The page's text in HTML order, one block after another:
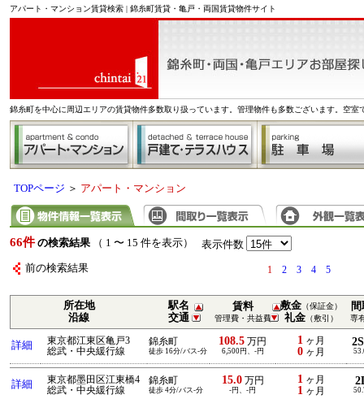
アパート・マンション賃貸検索 | 錦糸町賃貸・亀戸・両国賃貸物件サイト
錦糸町を中心に周辺エリアの賃貸物件多数取り扱っています。管理物件も多数ございます。空
TOPページ ＞ アパート・マンション
66件 の検索結果 （ 1 〜 15 件を表示） 表示件数
前の検索結果 1 2 3 4 5
所在地
沿線
駅名
交通
賃料
管理費・共益費
敷金（保証金）
礼金（敷引） 専
詳細
東京都江東区亀戸3
総武・中央緩行線
錦糸町
徒歩 16分/バス-分
108.5 万円
6,500円、-円
1 ヶ月
0ヶ月
詳細
東京都墨田区江東橋4
総武・中央緩行線
錦糸町
徒歩 4分/バス-分
15.0万円
-円、-円
1 ヶ月
1 ヶ月